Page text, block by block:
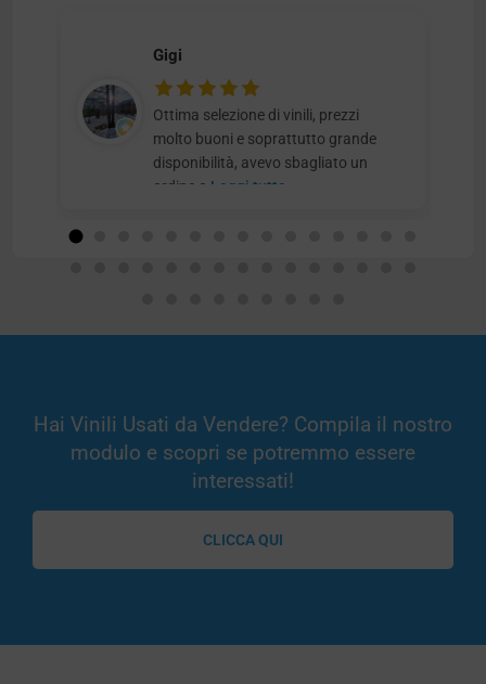
Gigi
Ottima selezione di vinili, prezzi
molto buoni e soprattutto grande
disponibilità, avevo sbagliato un
ordine e Leggi tutto
Hai Vinili Usati da Vendere? Compila il nostro
modulo e scopri se potremmo essere
interessati!
CLICCA QUI